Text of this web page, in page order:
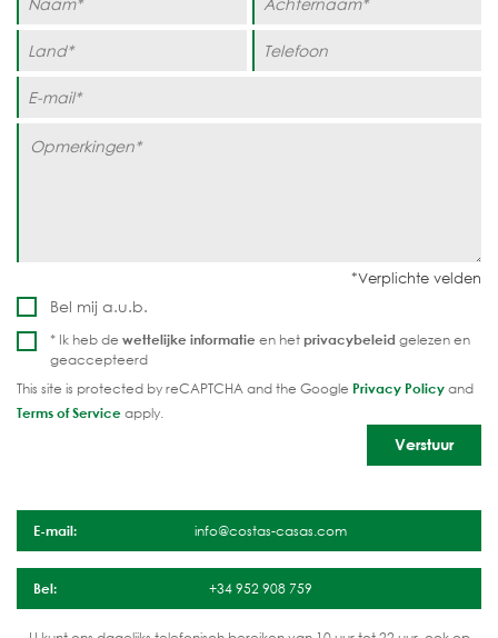
Bel mij a.u.b.
* Ik heb de wettelijke informatie en hetprivacybeleid gelezen en
geaccepteerd
This site is protected by reCAPTCHA and the Google Privacy Policyand
Terms of Serviceapply.
E-mail: info@costas-casas.com
Bel: +34 952 908 759